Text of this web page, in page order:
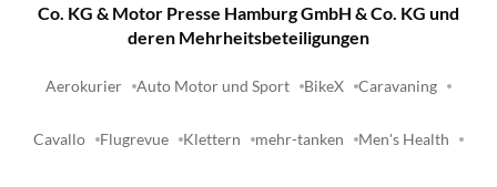
Co. KG & Motor Presse Hamburg GmbH & Co. KG und
deren Mehrheitsbeteiligungen
Aerokurier Auto Motor und Sport BikeX Caravaning
Cavallo Flugrevue Klettern mehr-tanken Men's Health